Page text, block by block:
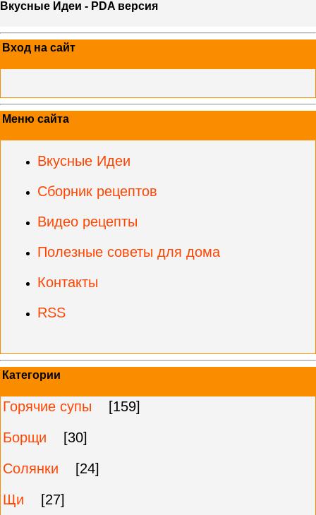
Вкусные Идеи - PDA версия
Вход на сайт
Меню сайта
Вкусные Идеи
Сборник рецептов
Видео рецепты
Полезные советы для дома
Контакты
RSS
Категории
Горячие супы
[159]
Борщи
[30]
Солянки
[24]
Щи
[27]